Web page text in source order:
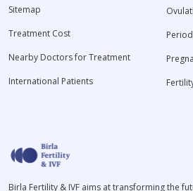
Sitemap
Treatment Cost
Nearby Doctors for Treatment
International Patients
Birla Fertility & IVF aims at transforming the